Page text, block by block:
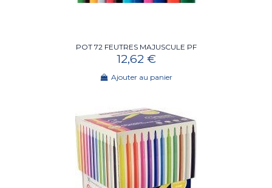
POT 72 FEUTRES MAJUSCULE PF
12,62 €
Ajouter au panier